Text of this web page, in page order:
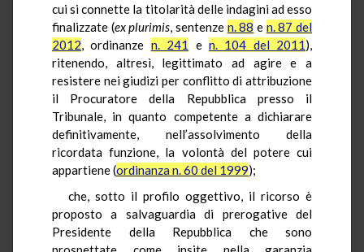
cui si connette la titolarità delle indagini ad esso
finalizzate (ex plurimis, sentenze n. 88 e n. 87 del
2012, ordinanze n. 241 e n. 104 del 2011),
ritenendo, altresì, legittimato ad agire e a
resistere nei giudizi per conflitto di attribuzione
il Procuratore della Repubblica presso il
Tribunale, in quanto competente a dichiarare
definitivamente, nell’assolvimento della
ricordata funzione, la volontà del potere cui
appartiene (ordinanza n. 60 del 1999);
che, sotto il profilo oggettivo, il ricorso è
proposto a salvaguardia di prerogative del
Presidente della Repubblica che sono